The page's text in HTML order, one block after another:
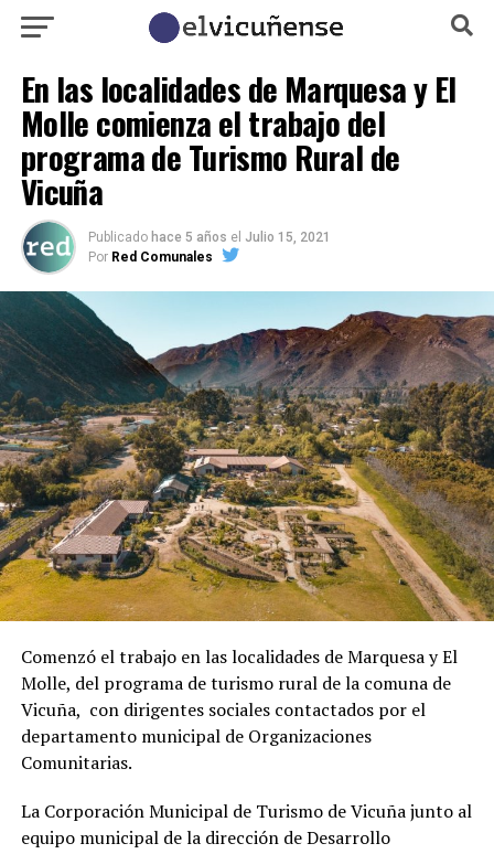
En las localidades de Marquesa y El
Molle comienza el trabajo del
programa de Turismo Rural de
Vicuña
Publicado hace 5 años el Julio 15, 2021
Por Red Comunales
Comenzó el trabajo en las localidades de Marquesa y El
Molle, del programa de turismo rural de la comuna de
Vicuña, con dirigentes sociales contactados por el
departamento municipal de Organizaciones
Comunitarias.
La Corporación Municipal de Turismo de Vicuña junto al
equipo municipal de la dirección de Desarrollo